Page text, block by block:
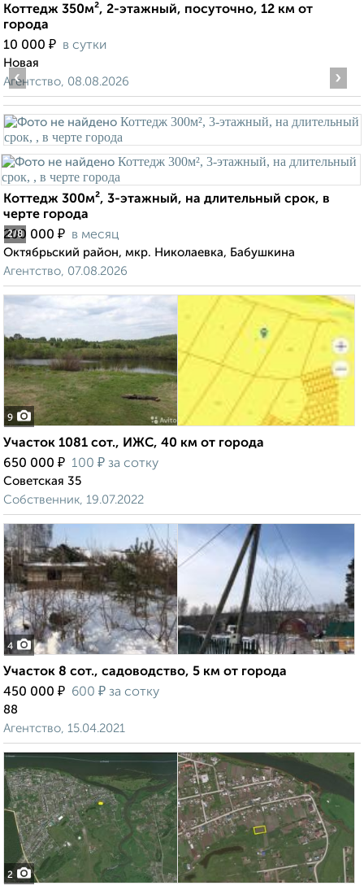
Коттедж 350м², 2-этажный, посуточно, 12 км от
города
10 000 ₽ в сутки
Новая
Агентство, 08.08.2026
2/8
‹ ›
Коттедж 300м², 3-этажный, на длительный срок, в
черте города
200 000 ₽ в месяц
Октябрьский район, мкр. Николаевка, Бабушкина
Агентство, 07.08.2026
9
Участок 1081 сот., ИЖС, 40 км от города
650 000 ₽ 100 ₽ за сотку
Советская 35
Собственник, 19.07.2022
4
Участок 8 сот., садоводство, 5 км от города
450 000 ₽ 600 ₽ за сотку
88
Агентство, 15.04.2021
2